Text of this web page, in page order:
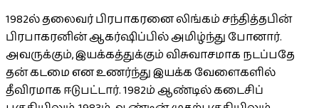
1982ல் தலைவர் பிரபாகரனை லிங்கம் சந்தித்தபின்
பிரபாகரனின் ஆகர்ஷிப்பில் அமிழ்ந்து போனார்.
அவருக்கும், இயக்கத்துக்கும் விசுவாசமாக நடப்பதே
தன் கடமை என உணர்ந்து இயக்க வேளைகளில்
தீவிரமாக ஈடுபட்டார். 1982ம் ஆண்டில் கடைசிப்